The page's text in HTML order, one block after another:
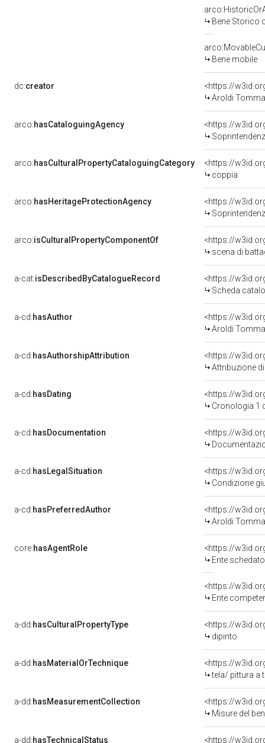
Bene Storico
Bene mobile
dc:creator
<https://
Aroldi
arco:hasCataloguingAgency
<https://
arco:hasCulturalPropertyCataloguingCategory
<https://
coppia
arco:hasHeritageProtectionAgency
<https://
arco:isCulturalPropertyComponentOf
<https://
scena di
a-cat:isDescribedByCatalogueRecord
<https://
Scheda
a-cd:hasAuthor
<https://
Aroldi
a-cd:hasAuthorshipAttribution
<https://
Attribuzione di
a-cd:hasDating
<https://
Cronologia 1
a-cd:hasDocumentation
a-cd:hasLegalSituation
Condizione
a-cd:hasPreferredAuthor
<https://
Aroldi
core:hasAgentRole
<https://
Ente schedatore del
<https://
Ente competente per
a-dd:hasCulturalPropertyType
<https://
dipinto
a-dd:hasMaterialOrTechnique
<https://
tela/ pittura a
a-dd:hasMeasurementCollection
<https://
Misure del
a-dd:hasTechnicalStatus <https://